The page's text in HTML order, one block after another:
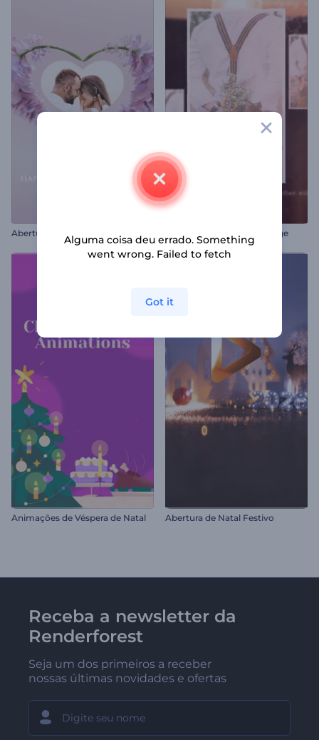
Slideshow Clássico e Vintage
Animações de Véspera de Natal Abertura de Natal Festivo
Receba a newsletter da
Renderforest
Seja um dos primeiros a receber
nossas últimas novidades e ofertas
Alguma coisa deu errado. Something
went wrong. Failed to fetch
Got it